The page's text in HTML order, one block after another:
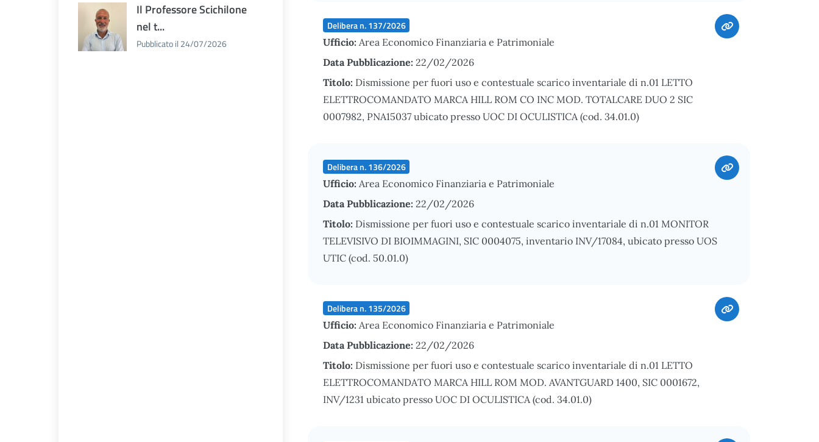
Il Professore Scichilone
nel t...
Pubblicato il 24/07/2026
Delibera n. 137/2026
Ufficio: Area Economico Finanziaria e Patrimoniale
Data Pubblicazione: 22/02/2026
Titolo: Dismissione per fuori uso e contestuale scarico inventariale di n.01 LETTO
ELETTROCOMANDATO MARCA HILL ROM CO INC MOD. TOTALCARE DUO 2 SIC
0007982, PNA15037 ubicato presso UOC DI OCULISTICA (cod. 34.01.0)
Delibera n. 136/2026
Ufficio: Area Economico Finanziaria e Patrimoniale
Data Pubblicazione: 22/02/2026
Titolo: Dismissione per fuori uso e contestuale scarico inventariale di n.01 MONITOR
TELEVISIVO DI BIOIMMAGINI, SIC 0004075, inventario INV/17084, ubicato presso UOS
UTIC (cod. 50.01.0)
Delibera n. 135/2026
Ufficio: Area Economico Finanziaria e Patrimoniale
Data Pubblicazione: 22/02/2026
Titolo: Dismissione per fuori uso e contestuale scarico inventariale di n.01 LETTO
ELETTROCOMANDATO MARCA HILL ROM MOD. AVANTGUARD 1400, SIC 0001672,
INV/1231 ubicato presso UOC DI OCULISTICA (cod. 34.01.0)